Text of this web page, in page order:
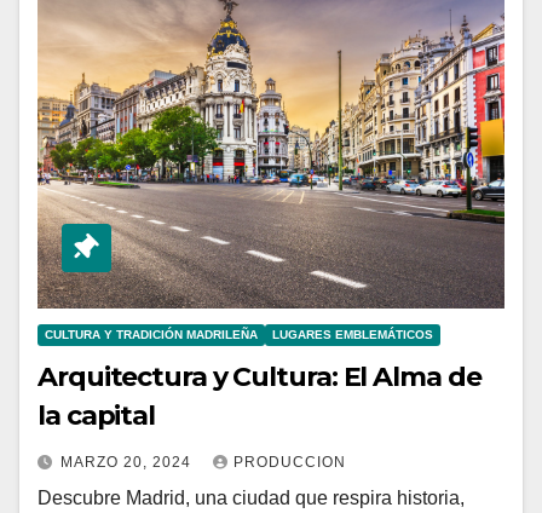
CULTURA Y TRADICIÓN MADRILEÑA LUGARES EMBLEMÁTICOS
Arquitectura y Cultura: El Alma de
la capital
MARZO 20, 2024 PRODUCCION
Descubre Madrid, una ciudad que respira historia,